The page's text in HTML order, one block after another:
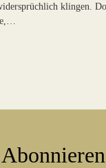
klingen.
Abonnieren